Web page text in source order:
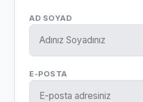
AD SOYAD
E-POSTA